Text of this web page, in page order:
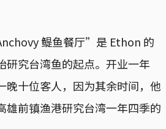
鳀鱼餐厅”是 Ethon 的
研究台湾鱼的起点。开业一年
晚十位客人，因为其余时间，他
雄前镇渔港研究台湾一年四季的